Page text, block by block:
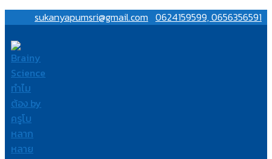
sukanyapumsri@gmail.com 0624159599, 0656356591